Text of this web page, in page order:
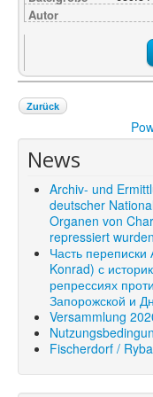
Autor
Zurück
News
Archiv- und
deutscher
Organen von
repressiert wurden
Часть
Konrad) с
репрессиях
Запорожской и
Versammlung
Fischerdorf /